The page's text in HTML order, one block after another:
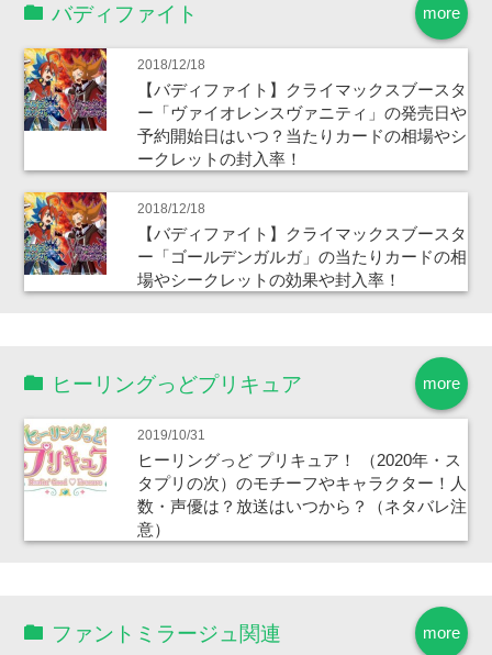
more
バディファイト
2018/12/18
【バディファイト】クライマックスブースタ
ー「ヴァイオレンスヴァニティ」の発売日や
予約開始日はいつ？当たりカードの相場やシ
ークレットの封入率！
2018/12/18
【バディファイト】クライマックスブースタ
ー「ゴールデンガルガ」の当たりカードの相
場やシークレットの効果や封入率！
more
ヒーリングっどプリキュア
2019/10/31
ヒーリングっど プリキュア！ （2020年・ス
タプリの次）のモチーフやキャラクター！人
数・声優は？放送はいつから？（ネタバレ注
意）
more
ファントミラージュ関連